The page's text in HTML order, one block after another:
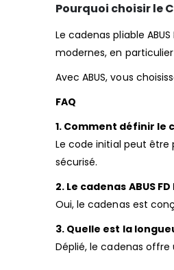
Pourquoi choisir le
Le cadenas pliable
modernes, en
Avec ABUS, vous
FAQ
1. Comment définir le
Le code initial peut être
sécurisé.
2. Le cadenas ABUS
Oui, le cadenas est
3. Quelle est la
Déplié, le cadenas